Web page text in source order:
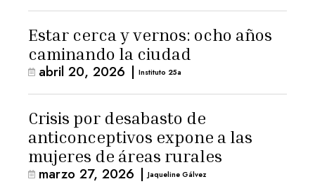
Estar cerca y vernos: ocho años
caminando la ciudad
abril 20, 2026 | Instituto 25a
Crisis por desabasto de
anticonceptivos expone a las
mujeres de áreas rurales
marzo 27, 2026 | Jaqueline Gálvez